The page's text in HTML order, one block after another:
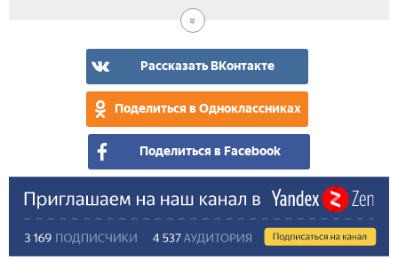
Рассказать ВКонтакте
Поделиться в Одноклассниках
Поделиться в Facebook